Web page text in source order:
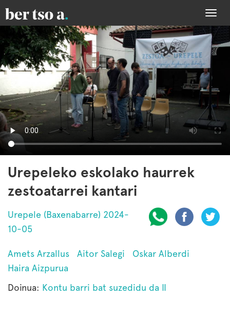
Urepeleko eskolako haurrek
zestoatarrei kantari
Urepele (Baxenabarre) 2024-
10-05
Amets Arzallus Aitor Salegi
Oskar Alberdi
Haira Aizpurua
Doinua: Kontu barri bat suzedidu da II